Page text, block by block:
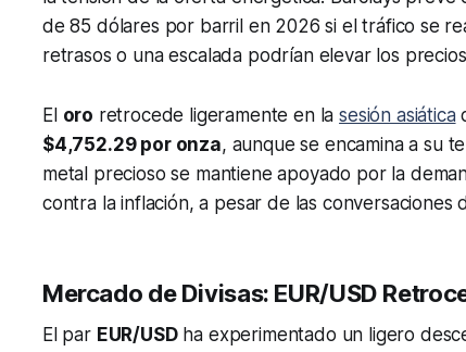
de 85 dólares por barril en 2026 si el tráfico se
retrasos o una escalada podrían elevar los
El oro retrocede ligeramente en lasesión asiática
$4,752.29 por onza, aunque se encamina a su
metal precioso se mantiene apoyado por la
contra la inflación, a pesar de las conversaciones
Mercado de Divisas: EUR/USD
El par EUR/USDha experimentado un ligero